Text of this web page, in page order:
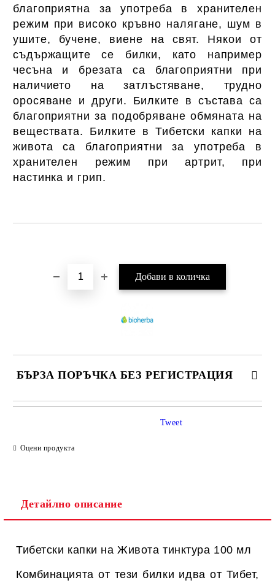
благоприятна за употреба в хранителен
режим при високо кръвно налягане, шум в
ушите, бучене, виене на свят. Някои от
съдържащите се билки, като например
чесъна и брезата са благоприятни при
наличието на затлъстяване, трудно
оросяване и други. Билките в състава са
благоприятни за подобряване обмяната на
веществата. Билките в Тибетски капки на
живота са благоприятни за употреба в
хранителен режим при артрит, при
настинка и грип.
БЪРЗА ПОРЪЧКА БЕЗ РЕГИСТРАЦИЯ
САМО ПОПЪЛНЕТЕ 1 ПОЛЕ
Ние ще се свържем с вас в рамките на работния ден.
Оцени продукта
Tweet
Детайлно описание
Тибетски капки на Живота тинктура 100 мл
Комбинацията от тези билки идва от Тибет,